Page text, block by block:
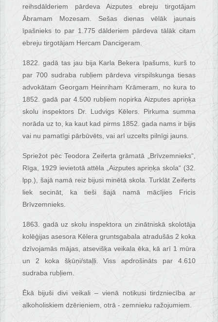
reihsdālderiem pārdeva Aizputes ebreju tirgotājam
Ābramam Mozesam. Sešas dienas vēlāk jaunais
īpašnieks to par 1.775 dālderiem pārdeva tālāk citam
ebreju tirgotājam Hercam Dancigeram.
1822. gadā tas jau bija Karla Bekera īpašums, kurš to
par 700 sudraba rubļiem pārdeva virspilskunga tiesas
advokātam Georgam Heinriham Krāmeram, no kura to
1852. gadā par 4.500 rubļiem nopirka Aizputes apriņķa
skolu inspektors Dr. Ludvigs Kēlers. Pirkuma summa
norāda uz to, ka kaut kad pirms 1852. gada nams ir bijis
vai nu pamatīgi pārbūvēts, vai arī uzcelts pilnīgi jauns.
Spriežot pēc Teodora Zeiferta grāmatā „Brīvzemnieks“,
Rīga, 1929 ievietotā attēla „Aizputes apriņķa skola“ (32.
lpp.), šajā namā reiz bijusi minētā skola. Turklāt Zeiferts
liek secināt, ka tieši šajā namā mācījies Fricis
Brīvzemnieks.
1863. gadā uz skolu inspektora un zinātniskā skolotāja
kolēģijas asesora Kēlera gruntsgabala atradušās 2 koka
dzīvojamās mājas, atsevišķa veikala ēka, kā arī 1 mūra
un 2 koka šķūņi/staļļi. Viss apdrošināts par 4.610
sudraba rubļiem.
Ēkā bijuši divi veikali – vienā notikusi tirdzniecība ar
alkoholiskiem dzērieniem, otrā - zemnieku ražojumiem.